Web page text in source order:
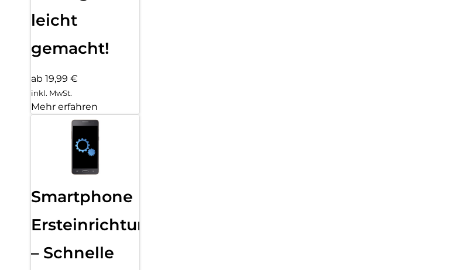
leicht
gemacht!
ab 19,99 €
inkl. MwSt.
Mehr erfahren
Smartphone
Ersteinrichtung
– Schnelle